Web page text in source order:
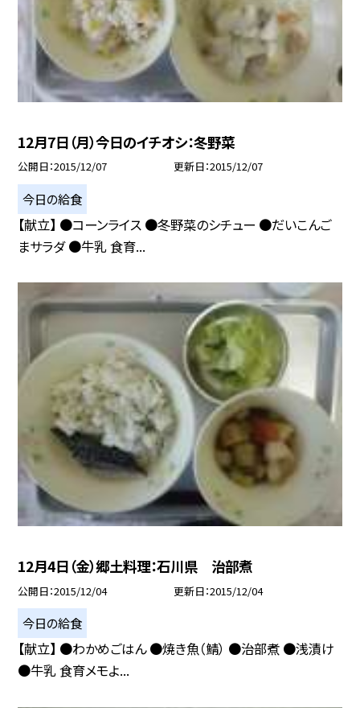
12月7日（月）今日のイチオシ：冬野菜
公開日 2015/12/07 更新日 2015/12/07
今日の給食
【献立】 ●コーンライス ●冬野菜のシチュー ●だいこんご
まサラダ ●牛乳 食育...
12月4日（金）郷土料理：石川県 治部煮
公開日 2015/12/04 更新日 2015/12/04
今日の給食
【献立】 ●わかめごはん ●焼き魚（鯖） ●治部煮 ●浅漬け
●牛乳 食育メモよ...